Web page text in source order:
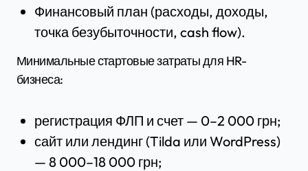
Финансовый план (расходы, доходы,
точка безубыточности, cash flow).
Минимальные стартовые затраты для HR-
бизнеса:
регистрация ФЛП и счет — 0–2 000 грн;
сайт или лендинг (Tilda или WordPress)
— 8 000–18 000 грн;